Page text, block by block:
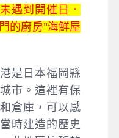
遇到開催日．
的廚房"海鮮屋
是日本福岡縣
市。這裡有保
倉庫，可以感
時建造的歷史